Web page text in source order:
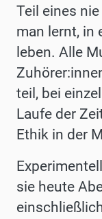
Teil eines
man lernt, in
leben. Alle
teil, bei
Laufe der
Ethik in der
sie heute